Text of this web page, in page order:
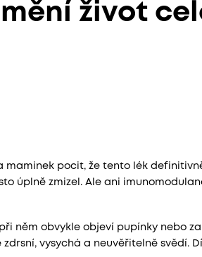
život
maminek pocit, že tento lék
úplně zmizel. Ale ani
něm obvykle objeví pupínky nebo
vysychá a neuvěřitelně svědí.